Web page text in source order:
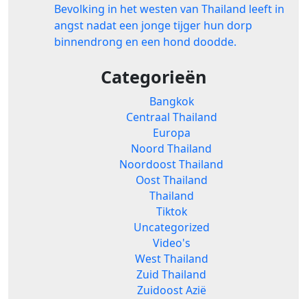
Bevolking in het westen van Thailand leeft in
angst nadat een jonge tijger hun dorp
binnendrong en een hond doodde.
Categorieën
Bangkok
Centraal Thailand
Europa
Noord Thailand
Noordoost Thailand
Oost Thailand
Thailand
Tiktok
Uncategorized
Video's
West Thailand
Zuid Thailand
Zuidoost Azië